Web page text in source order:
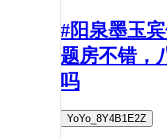
#阳泉墨玉
题房不错，
吗
YoYo_8Y4B1E2Z